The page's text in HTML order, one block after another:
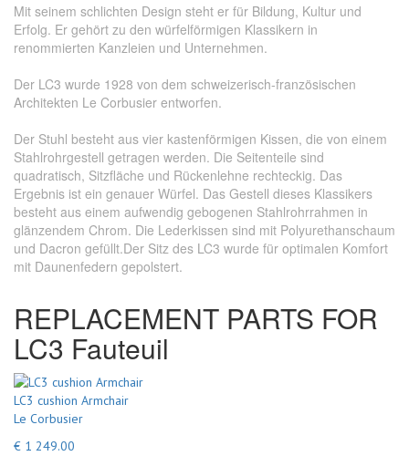
Mit seinem schlichten Design steht er für Bildung, Kultur und
Erfolg. Er gehört zu den würfelförmigen Klassikern in
renommierten Kanzleien und Unternehmen.
Der LC3 wurde 1928 von dem schweizerisch-französischen
Architekten Le Corbusier entworfen.
Der Stuhl besteht aus vier kastenförmigen Kissen, die von einem
Stahlrohrgestell getragen werden. Die Seitenteile sind
quadratisch, Sitzfläche und Rückenlehne rechteckig. Das
Ergebnis ist ein genauer Würfel. Das Gestell dieses Klassikers
besteht aus einem aufwendig gebogenen Stahlrohrrahmen in
glänzendem Chrom. Die Lederkissen sind mit Polyurethanschaum
und Dacron gefüllt.Der Sitz des LC3 wurde für optimalen Komfort
mit Daunenfedern gepolstert.
REPLACEMENT PARTS FOR
LC3 Fauteuil
LC3 cushion Armchair
Le Corbusier
€ 1 249.00